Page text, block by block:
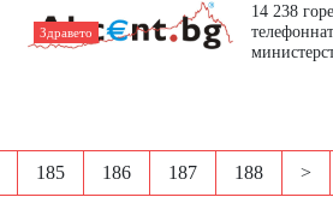
Здравето
14 238
185 186 187 188 >